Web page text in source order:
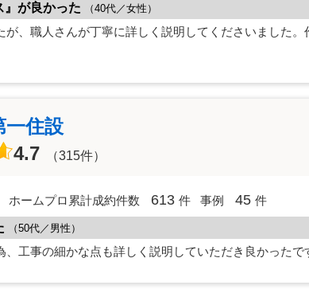
』が良かった
（40代／女性）
が、職人さんが丁寧に詳しく説明してくださいました
一住設
4.7
（315件）
ホームプロ累計成約件数 613 件 事例 45 件
（50代／男性）
、工事の細かな点も詳しく説明していただき良かった